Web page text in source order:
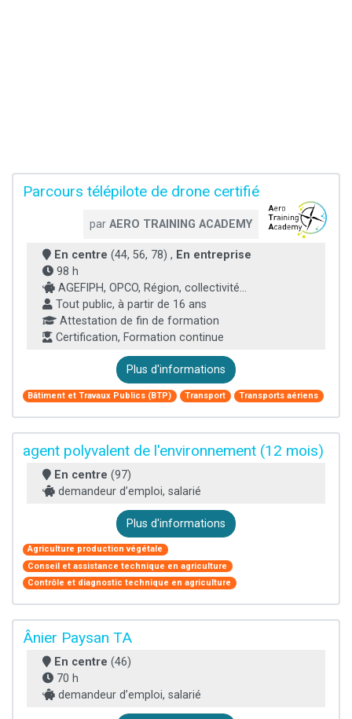
Parcours télépilote de drone certifié
par AERO TRAINING ACADEMY
En centre (44, 56, 78) , En entreprise
98 h
AGEFIPH, OPCO, Région, collectivité...
Tout public, à partir de 16 ans
Attestation de fin de formation
Certification, Formation continue
Plus d'informations
Bâtiment et Travaux Publics (BTP) Transport Transports aériens
agent polyvalent de l'environnement (12 mois)
En centre (97)
demandeur d’emploi, salarié
Plus d'informations
Agriculture production végétale
Conseil et assistance technique en agriculture
Contrôle et diagnostic technique en agriculture
Ânier Paysan TA
En centre (46)
70 h
demandeur d’emploi, salarié